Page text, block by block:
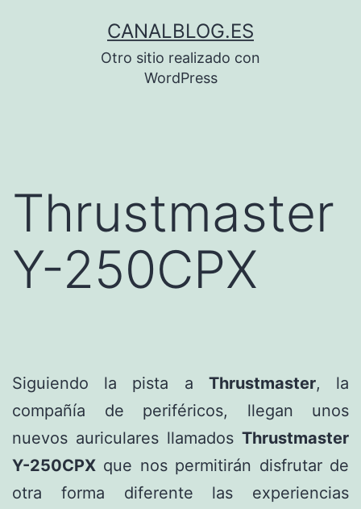
CANALBLOG.ES
Otro sitio realizado con
WordPress
Thrustmaster
Y-250CPX
Siguiendo la pista a Thrustmaster, la
compañía de periféricos, llegan unos
nuevos auriculares llamados Thrustmaster
Y-250CPX que nos permitirán disfrutar de
otra forma diferente las experiencias